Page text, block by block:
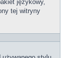
językowy,
tej witryny